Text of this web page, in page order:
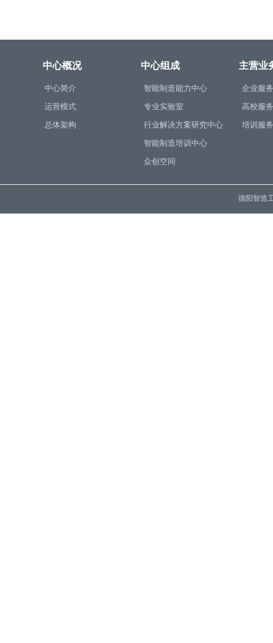
中心简介
运营模式
总体架构
企业服务
高校服务
培训服务
中心概况 中心组成 主营业
智能制造能力中心
专业实验室
行业解决方案研究中心
智能制造培训中心
众创空间
德阳智造